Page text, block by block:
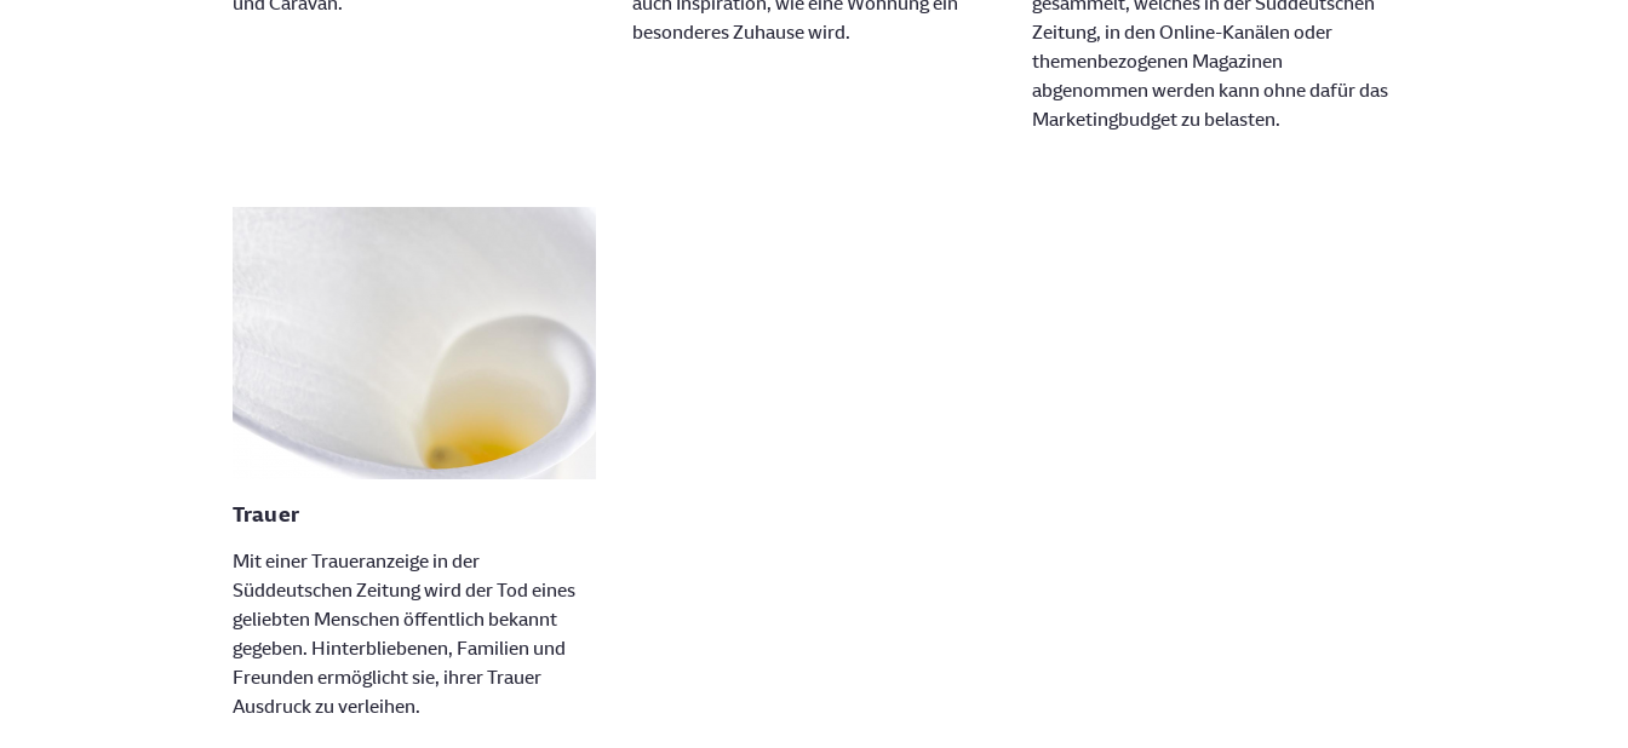
besonderes Zuhause wird.
Zeitung, in den Online-Kanälen oder
themenbezogenen Magazinen
abgenommen werden kann ohne dafür das
Marketingbudget zu belasten.
Trauer
Mit einer Traueranzeige in der
Süddeutschen Zeitung wird der Tod eines
geliebten Menschen öffentlich bekannt
gegeben. Hinterbliebenen, Familien und
Freunden ermöglicht sie, ihrer Trauer
Ausdruck zu verleihen.